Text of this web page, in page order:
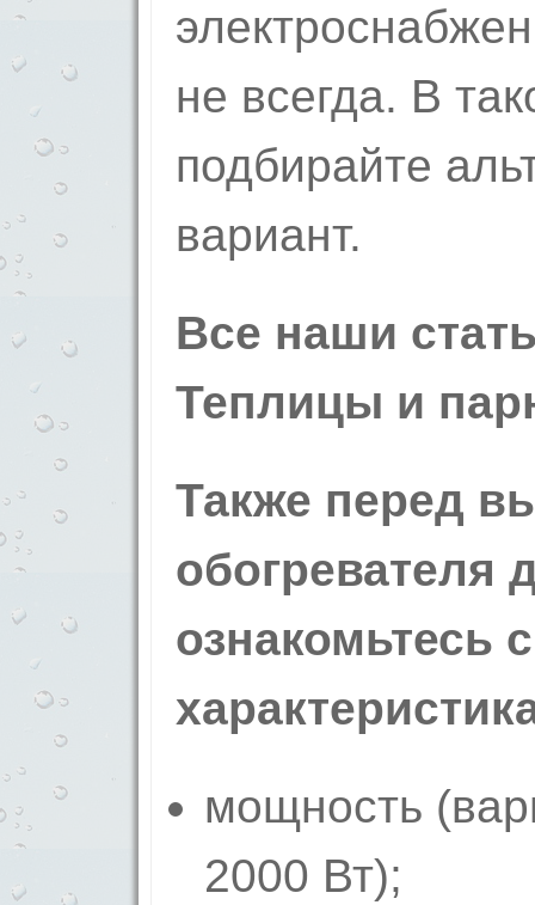
не всегда. В
подбирайте
вариант.
Все наши
Теплицы и
Также перед
обогревателя
ознакомьтесь
мощность
2000 Вт);